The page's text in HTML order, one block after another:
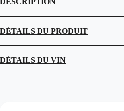
–
Falanghina
Spumante
Brut
DESCRIPTION
DÉTAILS DU PRODUIT
DÉTAILS DU VIN